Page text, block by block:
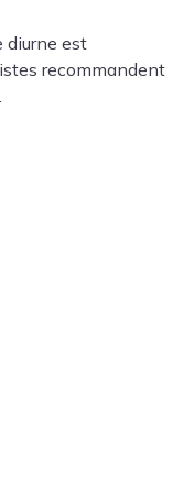
diurne est
recommandent